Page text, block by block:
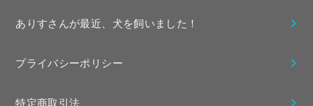
ありすさんが最近、犬を飼いました！
プライバシーポリシー
特定商取引法